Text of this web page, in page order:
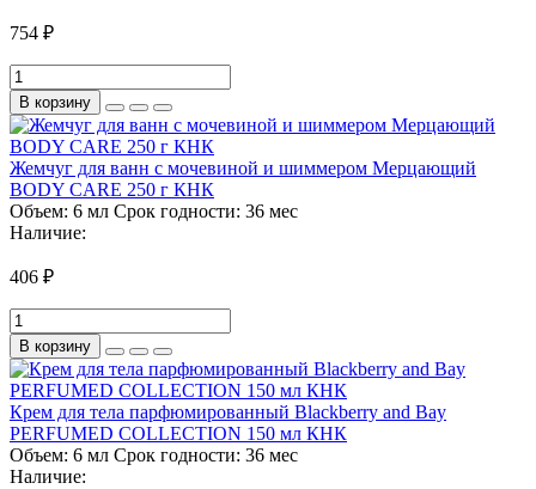
754 ₽
В корзину
Жемчуг для ванн с мочевиной и шиммером Мерцающий
BODY CARE 250 г КНК
Объем: 6 мл Срок годности: 36 мес
Наличие:
406 ₽
В корзину
Крем для тела парфюмированный Blackberry and Bay
PERFUMED COLLECTION 150 мл КНК
Объем: 6 мл Срок годности: 36 мес
Наличие: